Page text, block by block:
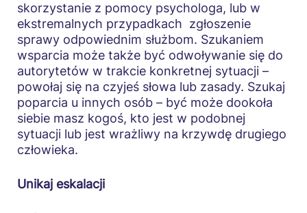
skorzystanie z pomocy psychologa, lub w
ekstremalnych przypadkach zgłoszenie
sprawy odpowiednim służbom. Szukaniem
wsparcia może także być odwoływanie się do
autorytetów w trakcie konkretnej sytuacji –
powołaj się na czyjeś słowa lub zasady. Szukaj
poparcia u innych osób – być może dookoła
siebie masz kogoś, kto jest w podobnej
sytuacji lub jest wrażliwy na krzywdę drugiego
człowieka.
Unikaj eskalacji